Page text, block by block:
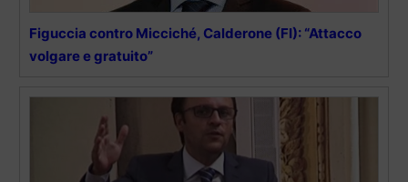
Figuccia contro Micciché, Calderone (FI): “Attacco
volgare e gratuito”